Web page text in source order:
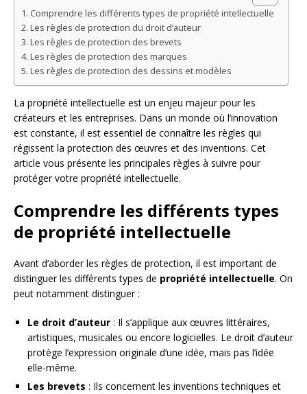
Comprendre les différents types de propriété intellectuelle
Les règles de protection du droit d’auteur
Les règles de protection des brevets
Les règles de protection des marques
Les règles de protection des dessins et modèles
La propriété intellectuelle est un enjeu majeur pour les
créateurs et les entreprises. Dans un monde où l’innovation
est constante, il est essentiel de connaître les règles qui
régissent la protection des œuvres et des inventions. Cet
article vous présente les principales règles à suivre pour
protéger votre propriété intellectuelle.
Comprendre les différents types
de propriété intellectuelle
Avant d’aborder les règles de protection, il est important de
distinguer les différents types de propriété intellectuelle. On
peut notamment distinguer :
Le droit d’auteur : Il s’applique aux œuvres littéraires,
artistiques, musicales ou encore logicielles. Le droit d’auteur
protège l’expression originale d’une idée, mais pas l’idée
elle-même.
Les brevets : Ils concernent les inventions techniques et